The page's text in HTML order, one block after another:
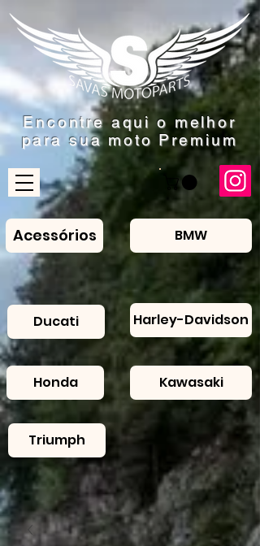
Encontre aqui o melhor
para sua moto Premium
Acessórios
Honda
BMW
Harley-Davidson
Kawasaki
Triumph
Ducati